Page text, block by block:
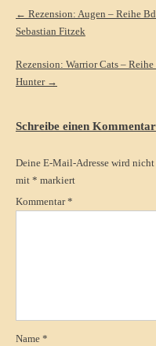
Post
navigation
← Rezension: Augen – Reihe
Sebastian Fitzek
Rezension: Warrior Cats –
Hunter →
Schreibe einen Kommentar
Deine E-Mail-Adresse wird
mit * markiert
Kommentar*
Name *